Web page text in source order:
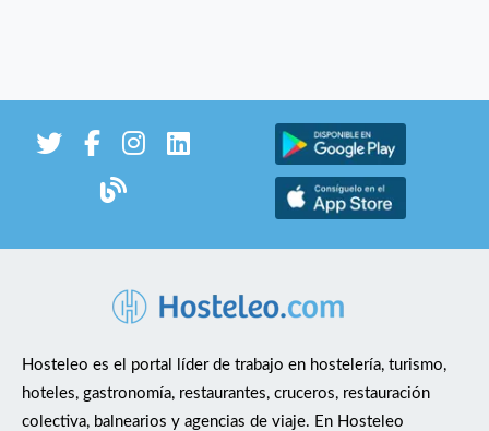
Hosteleo es el portal líder de trabajo en hostelería, turismo,
hoteles, gastronomía, restaurantes, cruceros, restauración
colectiva, balnearios y agencias de viaje. En Hosteleo